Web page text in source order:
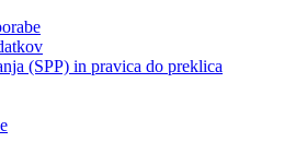
(SPP) in pravica do preklica